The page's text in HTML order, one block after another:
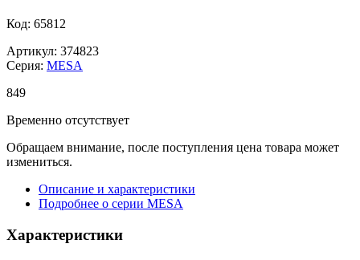
Код: 65812
Артикул: 374823
Серия: MESA
849
Временно отсутствует
Обращаем внимание, после поступления цена товара может
измениться.
Описание и характеристики
Подробнее о серии MESA
Характеристики